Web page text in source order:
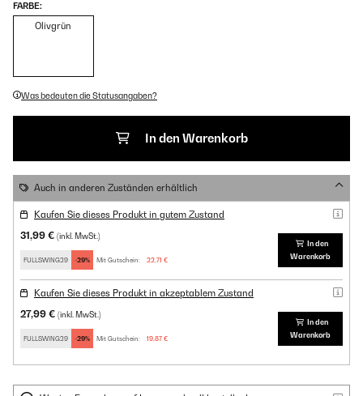
FARBE:
Olivgrün
Was bedeuten die Statusangaben?
In den Warenkorb
Auch in anderen Zuständen erhältlich
Kaufen Sie dieses Produkt in gutem Zustand
31,99 € (inkl. MwSt.)
FULLSWING29 -29% Mit Gutschein: 22,71 €
In den
Warenkorb
Kaufen Sie dieses Produkt in akzeptablem Zustand
27,99 € (inkl. MwSt.)
FULLSWING29 -29% Mit Gutschein: 19,87 €
In den
Warenkorb